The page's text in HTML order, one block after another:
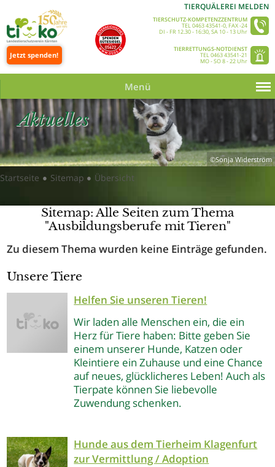
Jetzt spenden!
TIERQUÄLEREI MELDEN
TIERSCHUTZ-KOMPETENZZENTRUM
TEL 0463 43541-0, FAX -24
DI - FR 12.30 - 16:30, SA 10 - 13 Uhr
TIERRETTUNGS-NOTDIENST
TEL 0463 43541-21
MO - SO 8 - 22 Uhr
Menü
©Sonja Widerström
Aktuelles
Startseite ● Sitemap ● Übersicht
Sitemap: Alle Seiten zum Thema
"Ausbildungsberufe mit Tieren"
Zu diesem Thema wurden keine Einträge gefunden.
Unsere Tiere
Helfen Sie unseren Tieren!
Wir laden alle Menschen ein, die ein
Herz für Tiere haben: Bitte geben Sie
einem unserer Hunde, Katzen oder
Kleintiere ein Zuhause und eine Chance
auf neues, glücklicheres Leben! Auch als
Tierpate können Sie liebevolle
Zuwendung schenken.
Hunde aus dem Tierheim Klagenfurt
zur Vermittlung / Adoption